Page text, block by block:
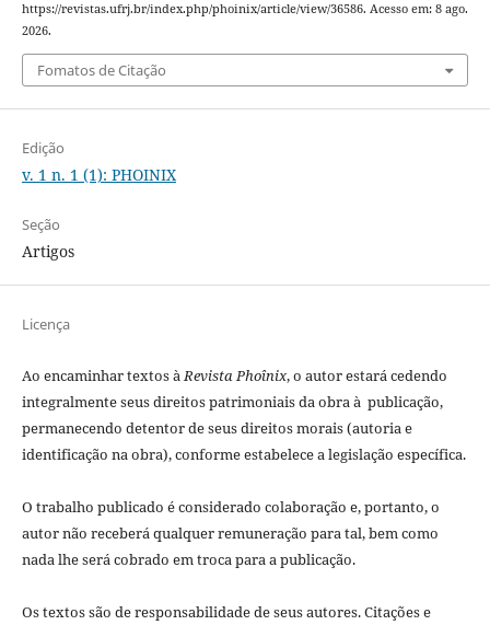
https://revistas.ufrj.br/index.php/phoinix/article/view/36586. Acesso em: 8 ago.
2026.
Fomatos de Citação
Edição
v. 1 n. 1 (1): PHOINIX
Seção
Artigos
Licença
Ao encaminhar textos à Revista Phoînix, o autor estará cedendo
integralmente seus direitos patrimoniais da obra à publicação,
permanecendo detentor de seus direitos morais (autoria e
identificação na obra), conforme estabelece a legislação especí­fica.
O trabalho publicado é considerado colaboração e, portanto, o
autor não receberá qualquer remuneração para tal, bem como
nada lhe será cobrado em troca para a publicação.
Os textos são de responsabilidade de seus autores. Citações e